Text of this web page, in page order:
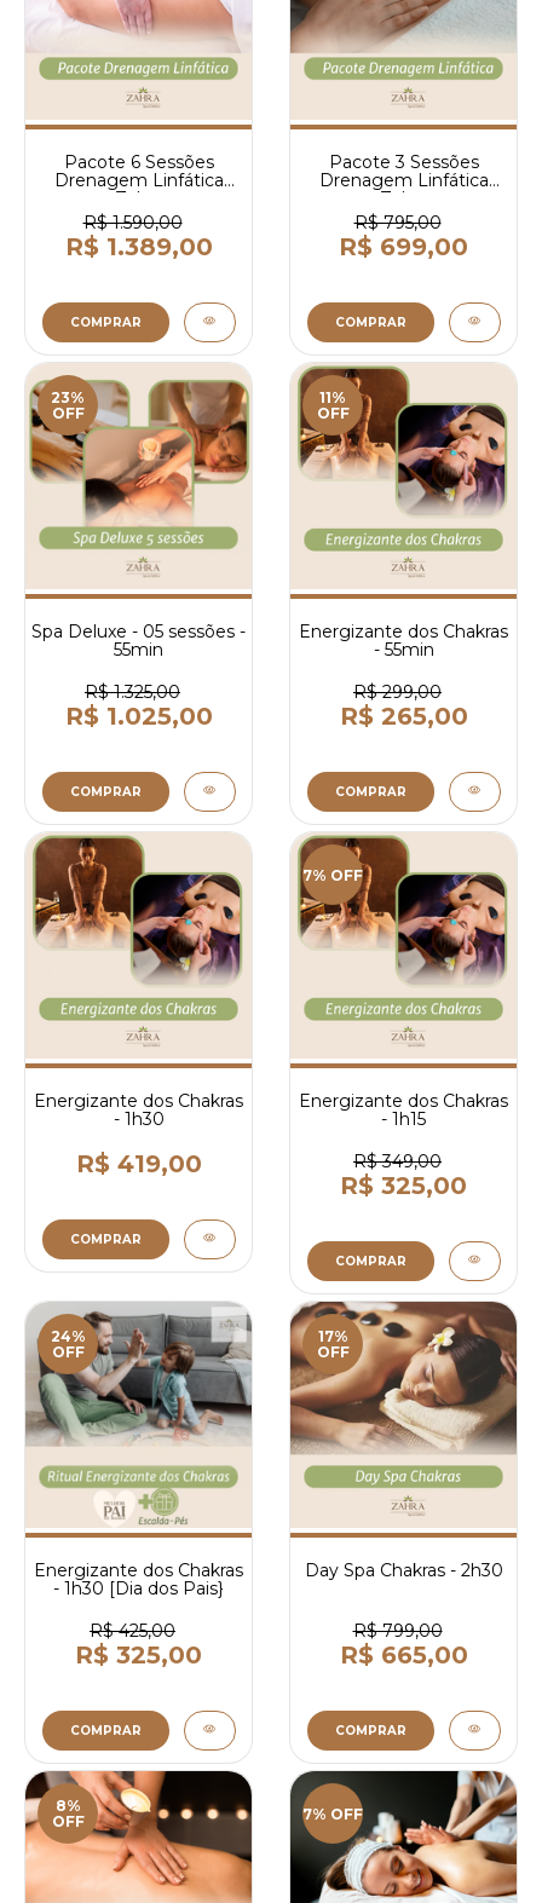
Pacote 6 Sessões
Drenagem Linfática
Zahra
R$ 1.590,00
R$ 1.389,00
COMPRAR
Pacote 3 Sessões
Drenagem Linfática
Zahra
R$ 795,00
R$ 699,00
COMPRAR
23%
OFF
Spa Deluxe - 05 sessões -
55min
R$ 1.325,00
R$ 1.025,00
COMPRAR
11%
OFF
Energizante dos Chakras
- 55min
R$ 299,00
R$ 265,00
COMPRAR
Energizante dos Chakras
- 1h30
R$ 419,00
COMPRAR
7% OFF
Energizante dos Chakras
- 1h15
R$ 349,00
R$ 325,00
COMPRAR
24%
OFF
Energizante dos Chakras
- 1h30 [Dia dos Pais}
R$ 425,00
R$ 325,00
COMPRAR
17%
OFF
Day Spa Chakras - 2h30
R$ 799,00
R$ 665,00
COMPRAR
8%
OFF
7% OFF